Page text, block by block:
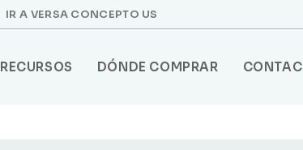
IR A VERSA CONCEPTO US
RECURSOS DÓNDE COMPRAR